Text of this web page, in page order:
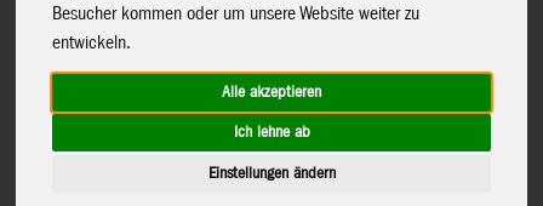
Besucher kommen oder um unsere Website weiter zu
entwickeln.
Alle akzeptieren
Ich lehne ab
Einstellungen ändern
Home>Spielwaren>
Konstruktion
Premium Series
Spielwaren> Konstruktion
Herr der Ringe